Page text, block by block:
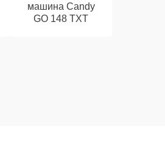
машина Candy
GO 148 TXT